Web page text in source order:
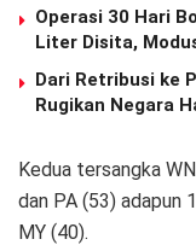
Operasi 30 Hari
Liter Disita,
Dari Retribusi ke
Rugikan Negara
Kedua tersangka
dan PA (53) adapun
MY (40).